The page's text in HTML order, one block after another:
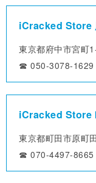
iCracked Store
東京都府中市宮町
☎︎ 050-3078-1629
iCracked Store
東京都町田市原町
☎︎ 070-4497-8665